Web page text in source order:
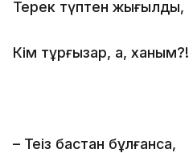
Терек түптен жығылды,
Кім тұрғызар, а, ханым?!
– Теңіз бастан бұлғанса,